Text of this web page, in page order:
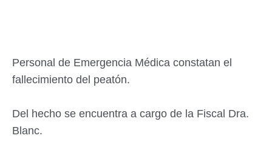
Personal de Emergencia Médica constatan el
fallecimiento del peatón.
Del hecho se encuentra a cargo de la Fiscal Dra.
Blanc.